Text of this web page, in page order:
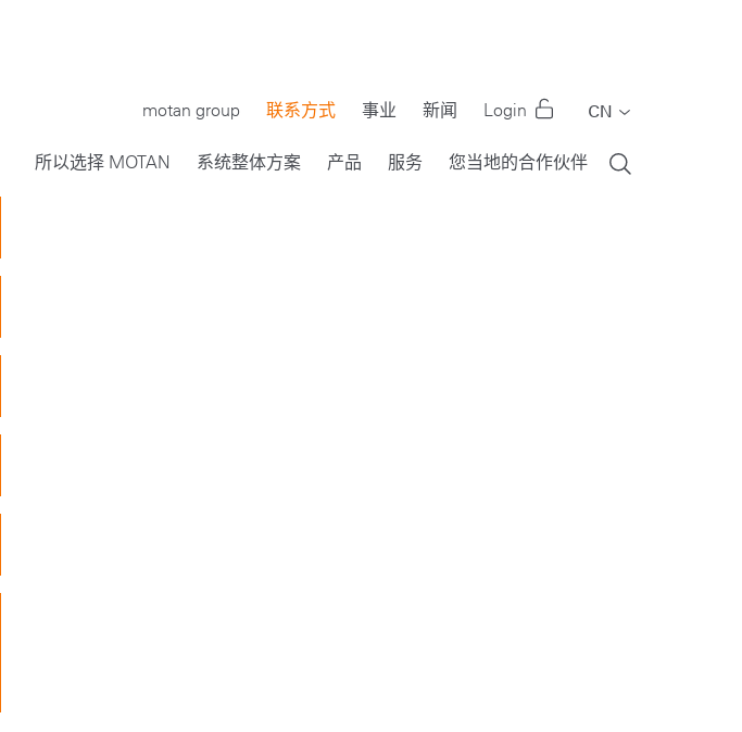
motan group 联系方式 事业 新闻
Login
EN
CN
所以选择 MOTAN 系统整体方案 产品 服务 您当地的合作伙伴